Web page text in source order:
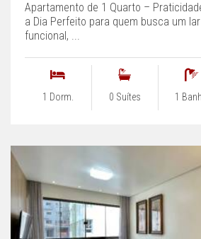
Apartamento de 1 Quarto –
a Dia Perfeito para quem busca um
funcional, ...
1 Dorm. 0 Suítes 1